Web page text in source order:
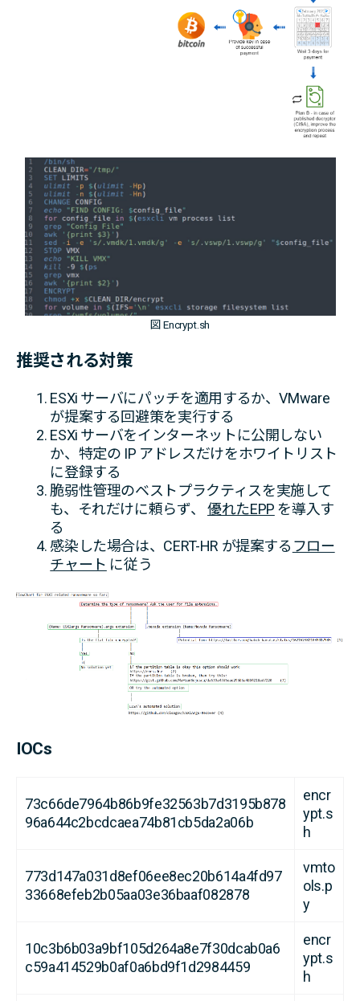
図 Encrypt.sh
推奨される対策
ESXi サーバにパッチを適用するか、VMware
が提案する回避策を実行する
ESXi サーバをインターネットに公開しない
か、特定の IP アドレスだけをホワイトリスト
に登録する
脆弱性管理のベストプラクティスを実施して
も、それだけに頼らず、 優れたEPP を導入す
る
感染した場合は、CERT-HR が提案する フロー
チャート に従う
IOCs
73c66de7964b86b9fe32563b7d3195b878
96a644c2bcdcaea74b81cb5da2a06b
encr
ypt.s
h
773d147a031d8ef06ee8ec20b614a4fd97
33668efeb2b05aa03e36baaf082878
vmto
ols.p
y
10c3b6b03a9bf105d264a8e7f30dcab0a6
c59a414529b0af0a6bd9f1d2984459
encr
ypt.s
h